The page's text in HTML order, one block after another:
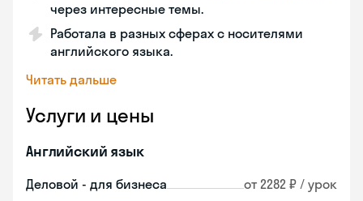
через интересные темы.
Работала в разных сферах с носителями
английского языка.
Читать дальше
Услуги и цены
Английский язык
Деловой - для бизнеса от 2282 ₽ / урок